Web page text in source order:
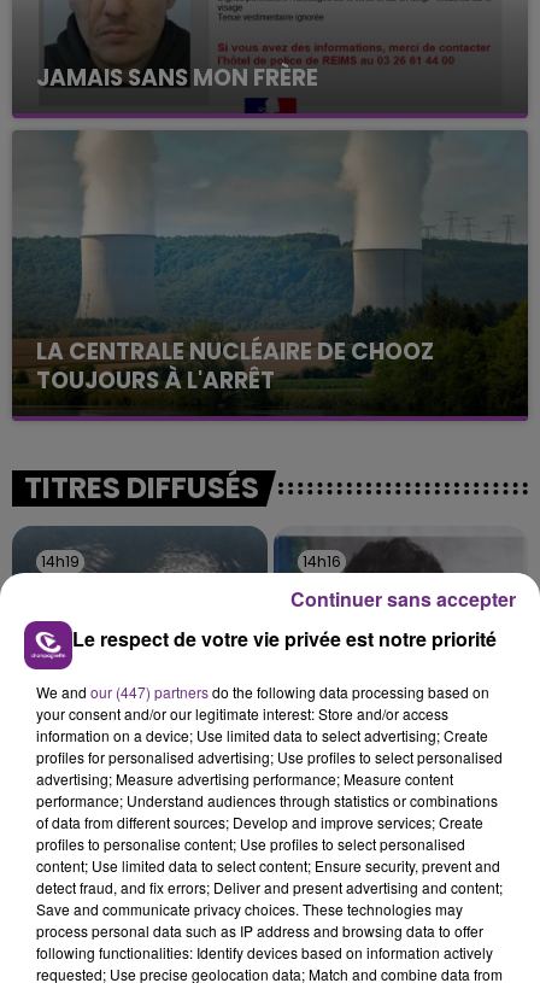
JAMAIS SANS MON FRÈRE
Julien Fourel n'a plus donné signé de vie depuis 5
mois. Sa sœur poursuit ses recherches pour le
retrouver.
LA CENTRALE NUCLÉAIRE DE CHOOZ
TOUJOURS À L'ARRÊT
Cela fait déjà une semaine que la centrale
justifiée par la sécheresse intense qui est toujours
présente.
TITRES DIFFUSÉS
14h19
14h19
FRERO DELAVEGA
Ton Visage
14h16
14h16
TEDDY SWIMS
Mr Know It All
14h13
14h13 14h07
14h07
Le respect de votre vie privée est notre priorité
We and our (447) partnersdo the following data processing based on
your consent and/or our legitimate interest: Store and/or access
information on a device; Use limited data to select advertising; Create
profiles for personalised advertising; Use profiles to select personalised
advertising; Measure advertising performance; Measure content
performance; Understand audiences through statistics or combinations
of data from different sources; Develop and improve services; Create
profiles to personalise content; Use profiles to select personalised
content; Use limited data to select content; Ensure security, prevent and
detect fraud, and fix errors; Deliver and present advertising and content;
Save and communicate privacy choices. These technologies may
process personal data such as IP address and browsing data to offer
following functionalities: Identify devices based on information actively
requested; Use precise geolocation data; Match and combine data from
Continuer sans accepter